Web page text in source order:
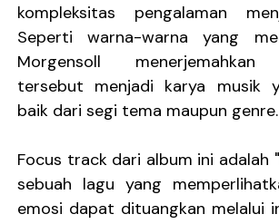
kompleksitas pengalaman
Seperti warna-warna yang
Morgensoll menerjemahkan
tersebut menjadi karya musik
baik dari segi tema maupun genre.
Focus track dari album ini adalah
sebuah lagu yang
emosi dapat dituangkan melalui